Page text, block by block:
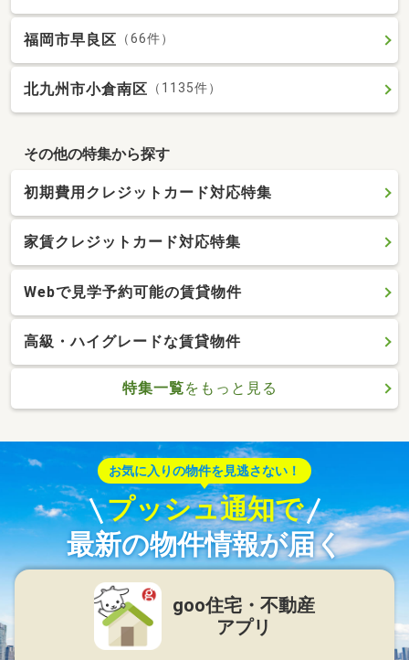
福岡市早良区 （66件）
北九州市小倉南区 （1135件）
その他の特集から探す
初期費用クレジットカード対応特集
家賃クレジットカード対応特集
Webで見学予約可能の賃貸物件
高級・ハイグレードな賃貸物件
特集一覧をもっと見る
お気に入りの物件を見逃さない！
プッシュ通知で
最新の物件情報が届く
goo住宅・不動産
アプリ